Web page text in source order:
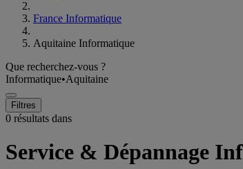
France Informatique
Aquitaine Informatique
Que recherchez-vous ?
Informatique•Aquitaine
Filtres
0 résultats dans
Service & Dépannage